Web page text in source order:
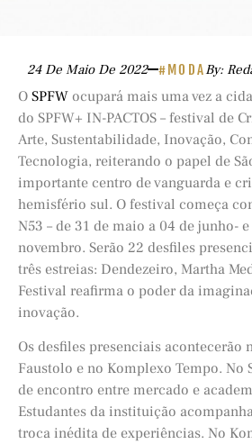
24 De Maio De 2022 #MODABy:
O SPFW ocupará mais uma vez a
do SPFW+ IN-PACTOS – festival de
Arte, Sustentabilidade, Inovação,
Tecnologia, reiterando o papel de
importante centro de vanguarda e
hemisfério sul. O festival começa
N53 – de 31 de maio a 04 de junho-
novembro. Serão 22 desfiles
três estreias: Dendezeiro, Martha
Festival reafirma o poder da
inovação.
Os desfiles presenciais acontecerão
Faustolo e no Komplexo Tempo. No
de encontro entre mercado e
Estudantes da instituição
troca inédita de experiências. No